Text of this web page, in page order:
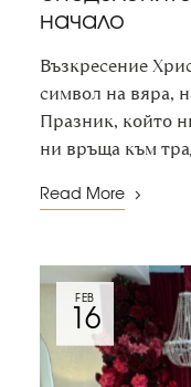
начало
Възкресение
символ на вяра,
Празник, който
ни връща към
Read More
FEB
16